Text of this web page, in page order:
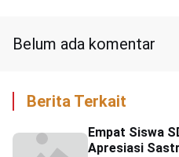
Belum ada komentar
Berita Terkait
Empat Siswa
Apresiasi